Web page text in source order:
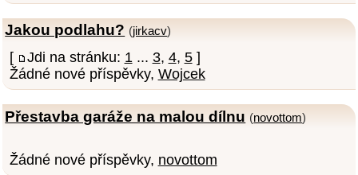
Jakou podlahu? (jirkacv)
[ Jdi na stránku: 1 ... 3, 4, 5]
Žádné nové příspěvky, Wojcek
Přestavba garáže na malou dílnu (novottom)
Žádné nové příspěvky, novottom